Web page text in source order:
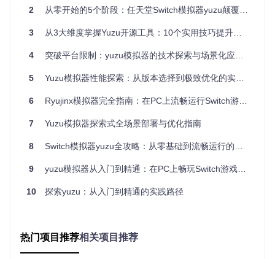
译
存机制
卡顿
多核
化
线程池调度
充分利用现代CPU多核性能，提
环境构建流程：从源码编译到基础配置
源码编译与部署
对于追求最新特性的进阶用户，从源码编译yuzu是最佳选择。
MSVC 2019+）
相关依赖库（FFmpeg、SDL2、libzip等）
git clone
cd
2 从零开始的5个阶段：任天堂Switch模拟器yuzu颠覆式入门指南
3 从3大维度掌握Yuzu开源工具：10个实用技巧提升游戏体验效率
4 突破平台限制：yuzu模拟器的技术探索与场景化应用指南
5 Yuzu模拟器性能探索：从版本选择到极致优化的实践之路
6 Ryujinx模拟器完全指南：在PC上流畅运行Switch游戏的技术探索
7 Yuzu模拟器探索式全场景部署与优化指南
8 Switch模拟器yuzu全攻略：从零基础到流畅运行的完整指南
9 yuzu模拟器从入门到精通：在PC上畅玩Switch游戏的全方位实践指南
10 探索yuzu：从入门到精通的实践路径
热门项目推荐相关项目推荐